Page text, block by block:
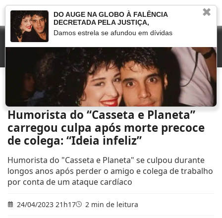
Que fim levou »
Humorista do “Casseta e Planeta” carregou culpa após
morte precoce de colega: “Ideia infeliz”
Humorista do “Casseta e Planeta”
carregou culpa após morte precoce
de colega: “Ideia infeliz”
Humorista do "Casseta e Planeta" se culpou durante
longos anos após perder o amigo e colega de trabalho
por conta de um ataque cardíaco
24/04/2023 21h17 2 min de leitura
✖
DO AUGE NA GLOBO À FALÊNCIA
DECRETADA PELA JUSTIÇA,
Damos estrela se afundou em dívidas